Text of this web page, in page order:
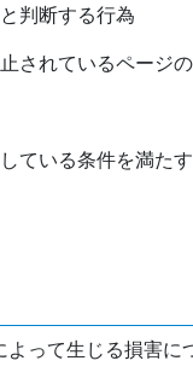
判断する行為
されているページの
ている条件を満た
って生じる損害